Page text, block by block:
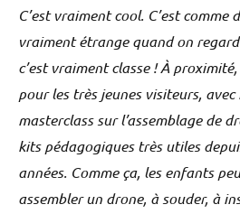
C’est vraiment cool. C’est comme
vraiment étrange quand on
c’est vraiment classe ! À
pour les très jeunes visiteurs,
masterclass sur l’assemblage de
kits pédagogiques très utiles
années. Comme ça, les enfants
assembler un drone, à souder, à